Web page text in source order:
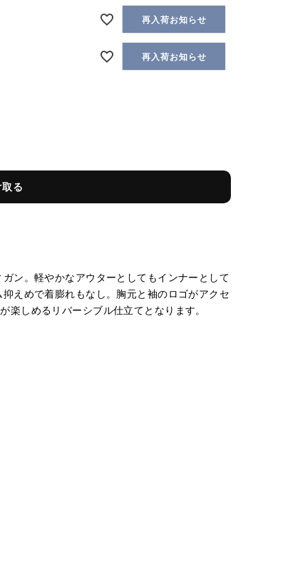
再入荷お知らせ
再入荷お知らせ
る
ン。軽やかなアウターとしてもインナーとして
えめで着膨れもなし。胸元と袖のロゴがアクセ
楽しめるリバーシブル仕立てとなります。